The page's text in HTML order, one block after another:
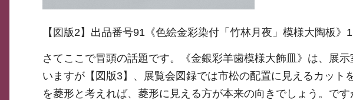
【図版2】出品番号91《色絵金彩染付「竹林月夜」模様大陶板》
さてここで冒頭の話題です。《金銀彩羊歯模様大飾皿》は、展
いますが【図版3】、展覧会図録では市松の配置に見えるカット
を菱形と考えれば、菱形に見える方が本来の向きでしょう。で